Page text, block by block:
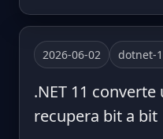
2026-06-02 dotnet-
.NET 11
recupera bit a bit